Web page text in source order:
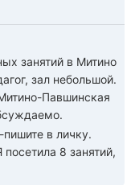
занятий в Митино
зал небольшой.
Павшинская
в личку.
8 занятий,